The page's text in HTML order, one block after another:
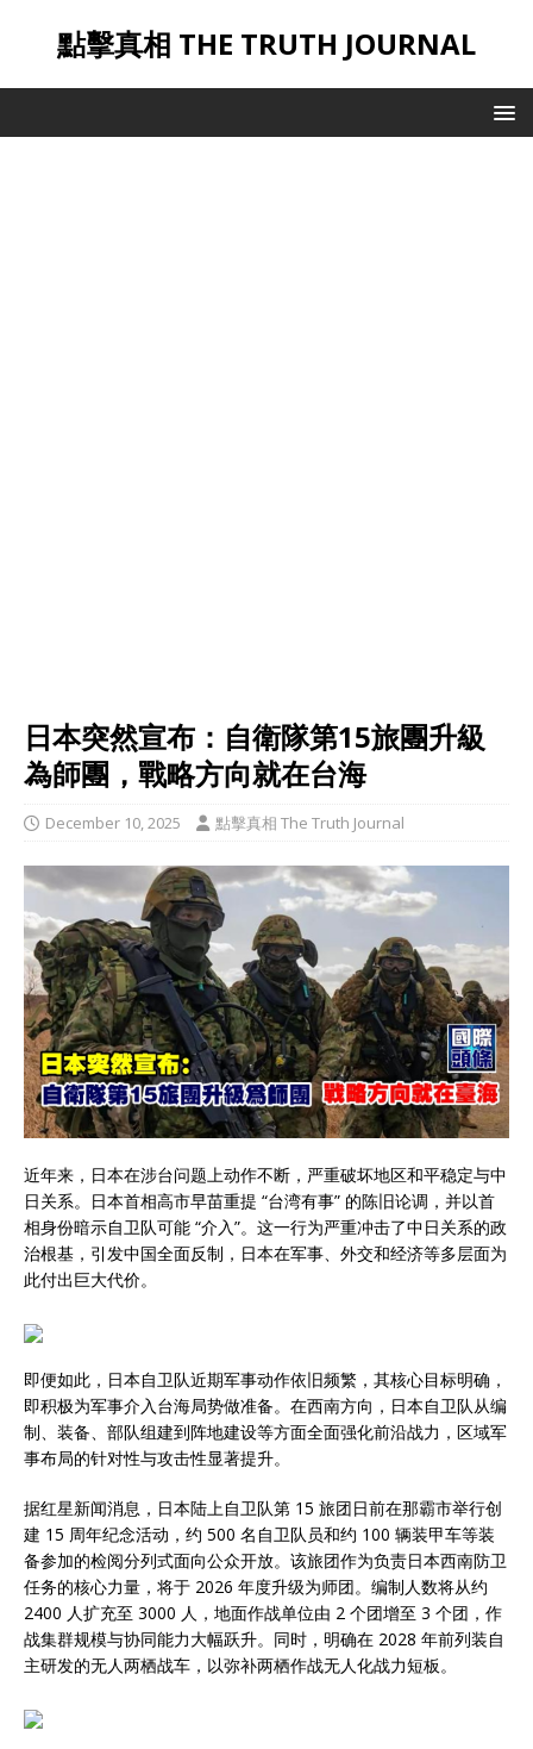
點擊真相 THE TRUTH JOURNAL
日本突然宣布：自衛隊第15旅團升級
為師團，戰略方向就在台海
December 10, 2025 點擊真相 The Truth Journal
近年来，日本在涉台问题上动作不断，严重破坏地区和平稳定与中
日关系。日本首相高市早苗重提 “台湾有事” 的陈旧论调，并以首
相身份暗示自卫队可能 “介入”。这一行为严重冲击了中日关系的政
治根基，引发中国全面反制，日本在军事、外交和经济等多层面为
此付出巨大代价。
即便如此，日本自卫队近期军事动作依旧频繁，其核心目标明确，
即积极为军事介入台海局势做准备。在西南方向，日本自卫队从编
制、装备、部队组建到阵地建设等方面全面强化前沿战力，区域军
事布局的针对性与攻击性显著提升。
据红星新闻消息，日本陆上自卫队第 15 旅团日前在那霸市举行创
建 15 周年纪念活动，约 500 名自卫队员和约 100 辆装甲车等装
备参加的检阅分列式面向公众开放。该旅团作为负责日本西南防卫
任务的核心力量，将于 2026 年度升级为师团。编制人数将从约
2400 人扩充至 3000 人，地面作战单位由 2 个团增至 3 个团，作
战集群规模与协同能力大幅跃升。同时，明确在 2028 年前列装自
主研发的无人两栖战车，以弥补两栖作战无人化战力短板。